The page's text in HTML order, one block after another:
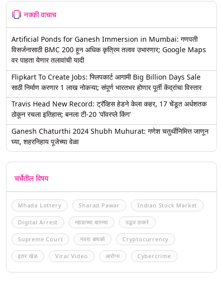
नक्की वाचाच
Artificial Ponds for Ganesh Immersion in Mumbai: गणपती
विसर्जनासाठी BMC 200 हून अधिक कृत्रिम तलाव उभारणार; Google Maps
वर पाहता येणार तलावांची यादी
Flipkart To Create Jobs: फ्लिपकार्ट आगामी Big Billion Days Sale
साठी निर्माण करणार 1 लाख नोकऱ्या; संपूर्ण भारतभर होणार पूर्ती केंद्रांचा विस्तार
Travis Head New Record: ट्रॅव्हिस हेडने केला कहर, 17 चेंडूत अर्धशतक
ठोकून रचला इतिहास; बनला टी-20 'पॉवरप्ले किंग'
Ganesh Chaturthi 2024 Shubh Muhurat: गणेश चतुर्थीनिमित्त जाणून
घ्या, शहरनिहाय पूजेच्या वेळा
चर्चेतील विषय
Mhada Lottery Sharad Pawar Indian Stock Market
Digital Arrest म्हाडाच्या बातम्या उद्धव ठाकरे
Supreme Court नवरा बायको Cryptocurrency
इतर खेळ Viral Video आरोग्य Cybercrime